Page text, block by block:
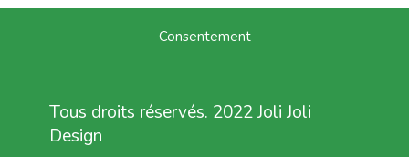
Consentement
Tous droits réservés. 2022 Joli Joli
Design